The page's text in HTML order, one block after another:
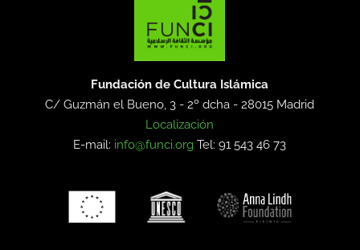
Fundación de Cultura Islámica
C/ Guzmán el Bueno, 3 - 2º dcha -28015 Madrid
Localización
E-mail: info@funci.org Tel: 91 543 46 73